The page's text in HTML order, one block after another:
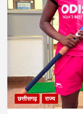
छत्तीसगढ़ राज्य